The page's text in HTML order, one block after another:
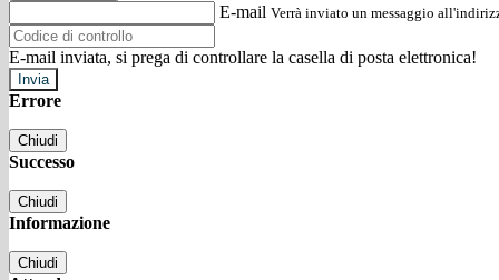
E-mail Verrà inviato un messaggio
E-mail inviata, si prega di controllare la casella di posta elettronica!
Errore
Chiudi
Successo
Chiudi
Informazione
Chiudi